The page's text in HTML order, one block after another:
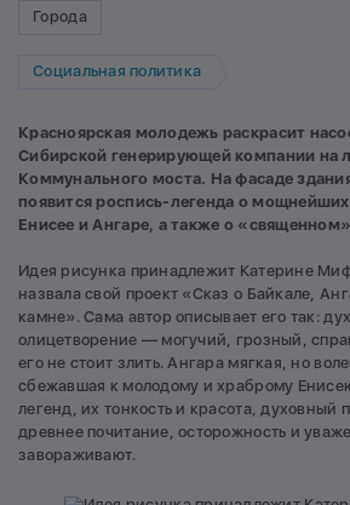
Города
Социальная политика
Красноярская молодежь раскрасит
Сибирской генерирующей компании на
Коммунального моста. На фасаде
появится роспись-легенда о
Енисее и Ангаре, а также о
Идея рисунка принадлежит Катерине
назвала свой проект «Сказ о Байкале,
камне». Сама автор описывает его так:
олицетворение — могучий, грозный,
его не стоит злить. Ангара мягкая, но
сбежавшая к молодому и храброму
легенд, их тонкость и красота, духовный
древнее почитание, осторожность и
завораживают.